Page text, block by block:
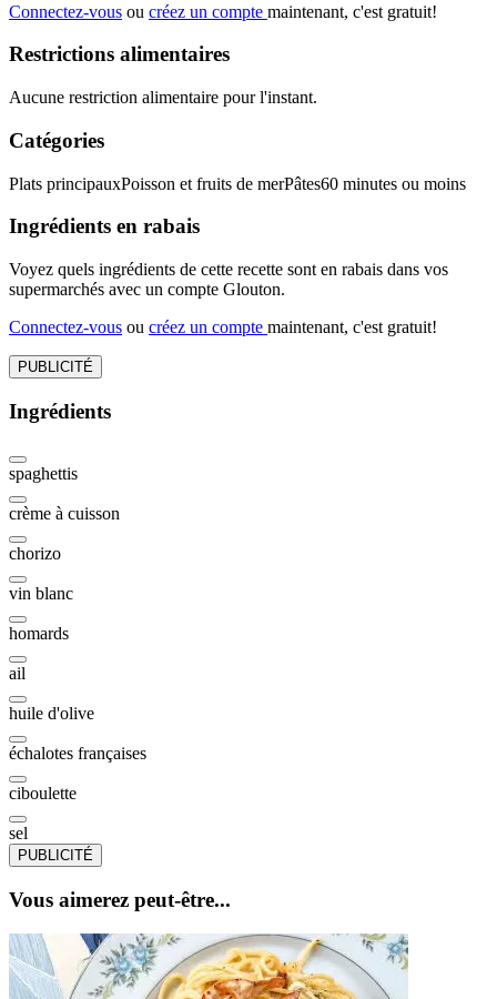
Connectez-vous ou créez un compte maintenant, c'est gratuit!
Restrictions alimentaires
Aucune restriction alimentaire pour l'instant.
Catégories
Plats principauxPoisson et fruits de merPâtes60 minutes ou moins
Ingrédients en rabais
Voyez quels ingrédients de cette recette sont en rabais dans vos
supermarchés avec un compte Glouton.
Connectez-vous ou créez un compte maintenant, c'est gratuit!
PUBLICITÉ
Ingrédients
spaghettis
crème à cuisson
chorizo
vin blanc
homards
ail
huile d'olive
échalotes françaises
ciboulette
sel
PUBLICITÉ
Vous aimerez peut-être...